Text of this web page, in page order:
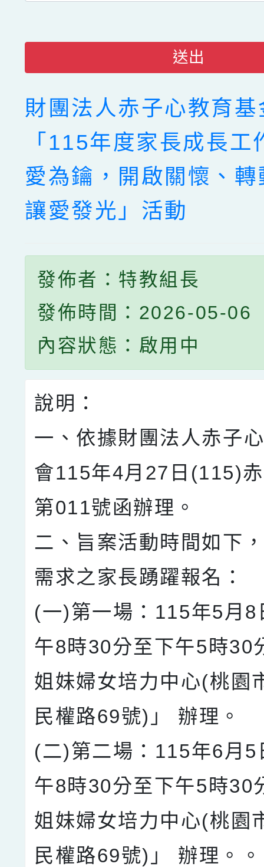
送出
財團法人赤子心教育
「115年度家長成長工
愛為鑰，開啟關懷、
讓愛發光」活動
發佈者：特教組長
發佈時間：2026-05-06
內容狀態：啟用中
說明：
一、依據財團法人赤子
會115年4月27日(115)
第011號函辦理。
二、旨案活動時間如下
需求之家長踴躍報名：
(一)第一場：115年5月
午8時30分至下午5時30
姐妹婦女培力中心(桃園
民權路69號)」 辦理。
(二)第二場：115年6月
午8時30分至下午5時30
姐妹婦女培力中心(桃園
民權路69號)」 辦理。